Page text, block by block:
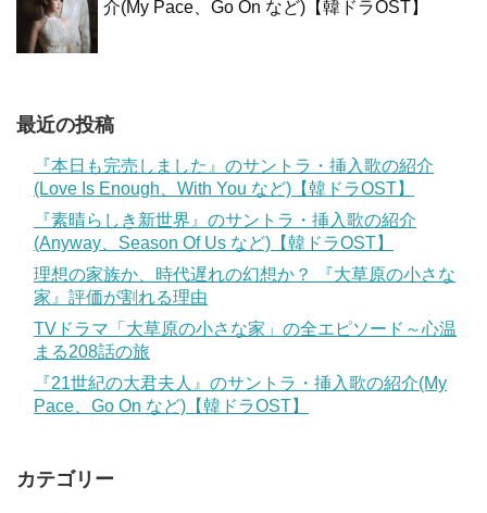
介(My Pace、Go On など)【韓ドラOST】
最近の投稿
『本日も完売しました』のサントラ・挿入歌の紹介
(Love Is Enough、With You など)【韓ドラOST】
『素晴らしき新世界』のサントラ・挿入歌の紹介
(Anyway、Season Of Us など)【韓ドラOST】
理想の家族か、時代遅れの幻想か？ 『大草原の小さな
家』評価が割れる理由
TVドラマ「大草原の小さな家」の全エピソード～心温
まる208話の旅
『21世紀の大君夫人』のサントラ・挿入歌の紹介(My
Pace、Go On など)【韓ドラOST】
カテゴリー